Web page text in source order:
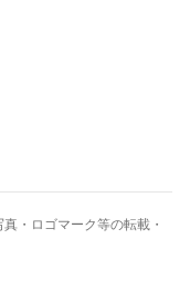
・ロゴマーク等の転載・